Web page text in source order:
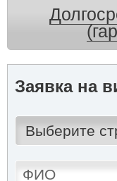
Заявка на